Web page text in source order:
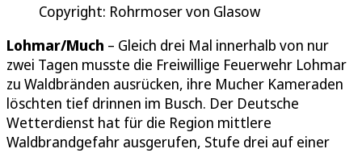
Copyright: Rohrmoser von Glasow
Lohmar/Much – Gleich drei Mal innerhalb von nur
zwei Tagen musste die Freiwillige Feuerwehr Lohmar
zu Waldbränden ausrücken, ihre Mucher Kameraden
löschten tief drinnen im Busch. Der Deutsche
Wetterdienst hat für die Region mittlere
Waldbrandgefahr ausgerufen, Stufe drei auf einer